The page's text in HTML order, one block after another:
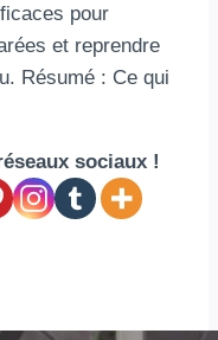
pour
et reprendre
Résumé : Ce qui
sociaux !